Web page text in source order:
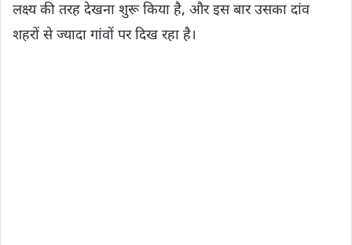
लक्ष्य की तरह देखना शुरू किया है, और इस बार उसका दांव
शहरों से ज्यादा गांवों पर दिख रहा है।